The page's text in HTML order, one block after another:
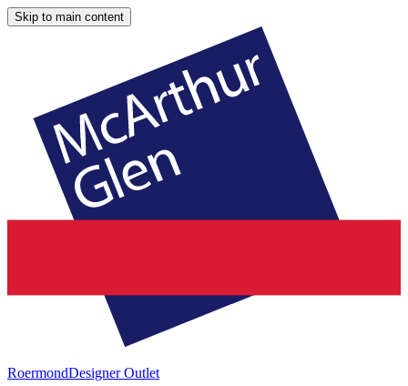
Skip to main content
RoermondDesigner Outlet